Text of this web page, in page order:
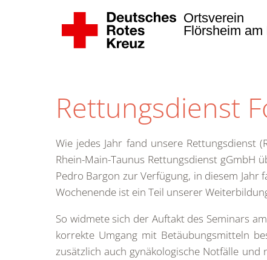
Zum Hauptinhalt springen
Ortsverein
Flörsheim am
Rettungsdienst
Wie jedes Jahr fand unsere
Rhein-Main-Taunus Rettungsdienst gGmbH
Pedro Bargon zur Verfügung, in diesem
Wochenende ist ein Teil unserer
So widmete sich der Auftakt des Seminars
korrekte Umgang mit Betäubungsmitteln
zusätzlich auch gynäkologische Notfälle